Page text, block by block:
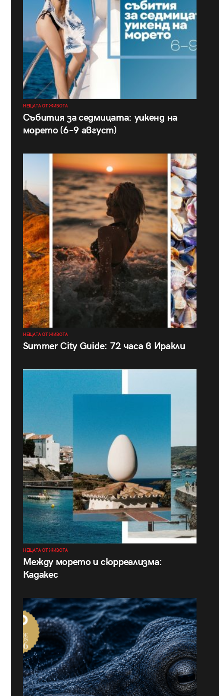
НЕЩАТА ОТ ЖИВОТА
Събития за седмицата: уикенд на
морето (6–9 август)
НЕЩАТА ОТ ЖИВОТА
Summer City Guide: 72 часа в Иракли
НЕЩАТА ОТ ЖИВОТА
Между морето и сюрреализма:
Кадакес